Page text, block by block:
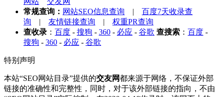
常规查询： 网站SEO信息查询 | 百度7天收录查
询 | 友情链接查询 | 权重PR查询
查收录 ： 百度 - 搜狗 - 360 - 必应 - 谷歌 查搜索 ： 百度 -
搜狗 - 360 - 必应 - 谷歌
特别声明
本站“SEO网站目录”提供的交友网都来源于网络，不保证外部
链接的准确性和完整性，同时，对于该外部链接的指向，不由